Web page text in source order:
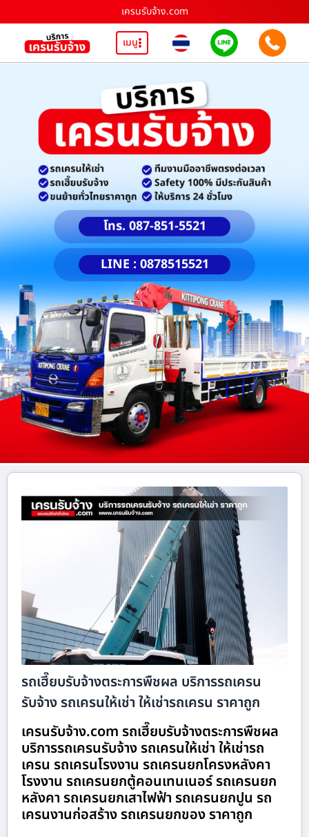
เครนรับจ้าง.com
เมนู
โทร. 087-851-5521
LINE : 0878515521
รถเฮี๊ยบรับจ้างตระการพืชผล บริการรถเครน
รับจ้าง รถเครนให้เช่า ให้เช่ารถเครน ราคาถูก
เครนรับจ้าง.com รถเฮี๊ยบรับจ้างตระการพืชผล
บริการรถเครนรับจ้าง รถเครนให้เช่า ให้เช่ารถ
เครน รถเครนโรงงาน รถเครนยกโครงหลังคา
โรงงาน รถเครนยกตู้คอนเทนเนอร์ รถเครนยก
หลังคา รถเครนยกเสาไฟฟ้า รถเครนยกปูน รถ
เครนงานก่อสร้าง รถเครนยกของ ราคาถูก